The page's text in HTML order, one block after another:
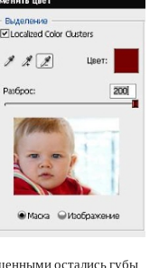
остались губы